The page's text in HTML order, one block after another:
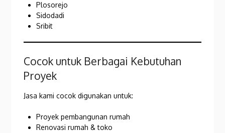
Plosorejo
Sidodadi
Sribit
Cocok untuk Berbagai Kebutuhan
Proyek
Jasa kami cocok digunakan untuk:
Proyek pembangunan rumah
Renovasi rumah & toko